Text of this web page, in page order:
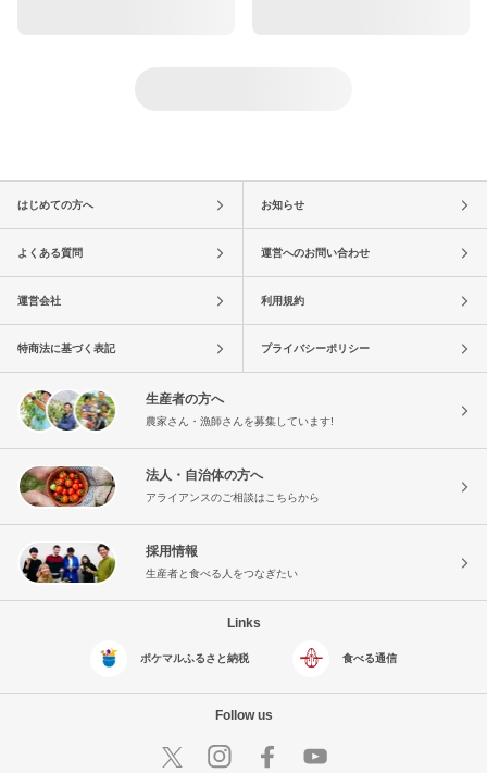
はじめての方へ お知らせ
よくある質問 運営へのお問い合わせ
運営会社 利用規約
特商法に基づく表記 プライバシーポリシー
生産者の方へ
農家さん・漁師さんを募集しています!
法人・自治体の方へ
アライアンスのご相談はこちらから
採用情報
生産者と食べる人をつなぎたい
Links
ポケマルふるさと納税 食べる通信
Follow us